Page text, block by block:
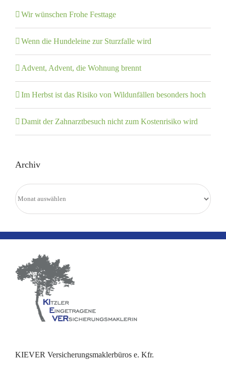
Wir wünschen Frohe Festtage
Wenn die Hundeleine zur Sturzfalle wird
Advent, Advent, die Wohnung brennt
Im Herbst ist das Risiko von Wildunfällen besonders hoch
Damit der Zahnarztbesuch nicht zum Kostenrisiko wird
Archiv
Archiv
KIEVER Versicherungsmaklerbüros e. Kfr.